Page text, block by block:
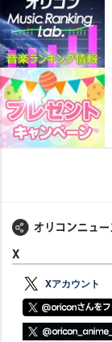
X
Xアカウント